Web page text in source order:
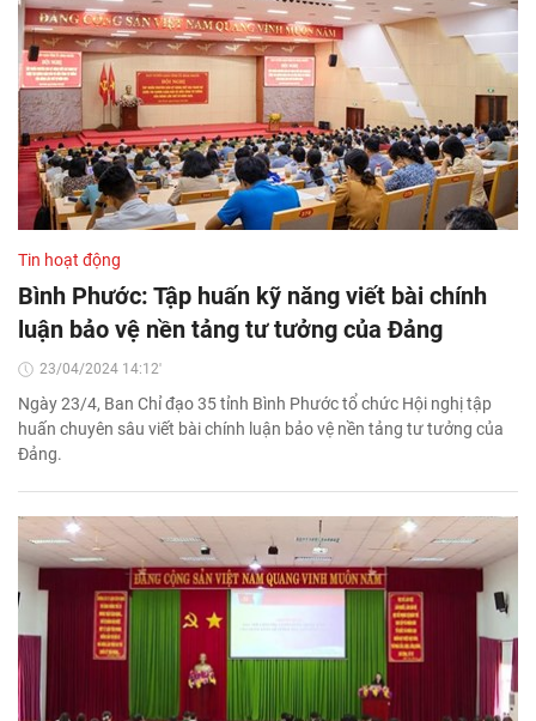
Tin hoạt động
Bình Phước: Tập huấn kỹ năng viết bài chính
luận bảo vệ nền tảng tư tưởng của Đảng
23/04/2024 14:12'
Ngày 23/4, Ban Chỉ đạo 35 tỉnh Bình Phước tổ chức Hội nghị tập
huấn chuyên sâu viết bài chính luận bảo vệ nền tảng tư tưởng của
Đảng.